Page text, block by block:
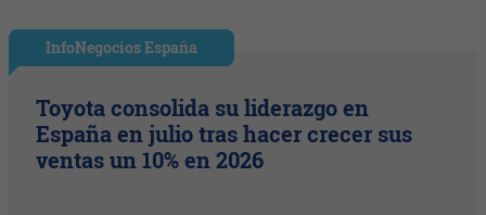
InfoNegocios España
Toyota consolida su liderazgo en
España en julio tras hacer crecer sus
ventas un 10% en 2026